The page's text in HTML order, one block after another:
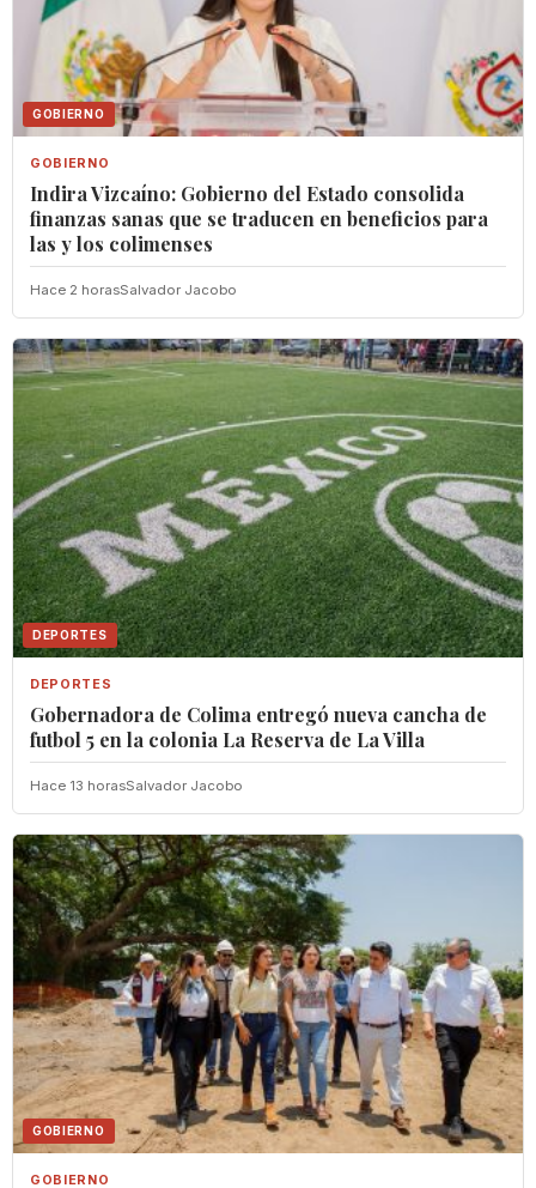
GOBIERNO
GOBIERNO
Indira Vizcaíno: Gobierno del Estado consolida
finanzas sanas que se traducen en beneficios para
las y los colimenses
Hace 2 horasSalvador Jacobo
DEPORTES
DEPORTES
Gobernadora de Colima entregó nueva cancha de
futbol 5 en la colonia La Reserva de La Villa
Hace 13 horasSalvador Jacobo
GOBIERNO
GOBIERNO